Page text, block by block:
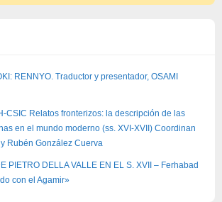
RENNYO. Traductor y presentador, OSAMI
CSIC Relatos fronterizos: la descripción de las
en el mundo moderno (ss. XVI-XVII) Coordinan
Rubén González Cuerva
PIETRO DELLA VALLE EN EL S. XVII – Ferhabad
con el Agamir»